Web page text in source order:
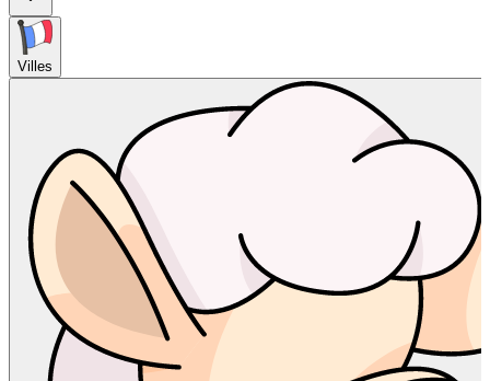
Villes